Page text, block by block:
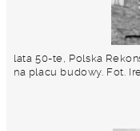
lata 50-te, Polska
na placu budowy. Fot.